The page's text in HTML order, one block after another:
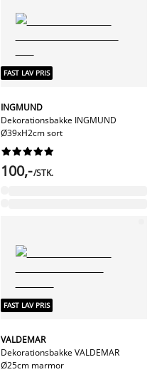
FAST LAV PRIS
INGMUND
Dekorationsbakke INGMUND
Ø39xH2cm sort






100,-/STK.
FAST LAV PRIS
VALDEMAR
Dekorationsbakke VALDEMAR
Ø25cm marmor